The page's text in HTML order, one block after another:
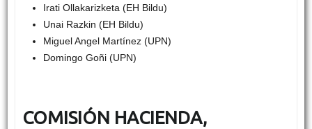
Irati Ollakarizketa (EH Bildu)
Unai Razkin (EH Bildu)
Miguel Angel Martínez (UPN)
Domingo Goñi (UPN)
COMISIÓN HACIENDA,